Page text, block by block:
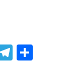
Telegram